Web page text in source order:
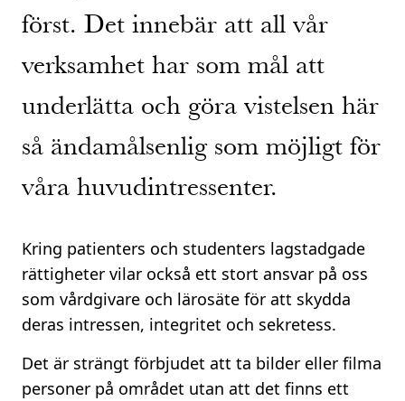
först. Det innebär att all vår
verksamhet har som mål att
underlätta och göra vistelsen här
så ändamålsenlig som möjligt för
våra huvudintressenter.
Kring patienters och studenters lagstadgade
rättigheter vilar också ett stort ansvar på oss
som vårdgivare och lärosäte för att skydda
deras intressen, integritet och sekretess.
Det är strängt förbjudet att ta bilder eller filma
personer på området utan att det finns ett